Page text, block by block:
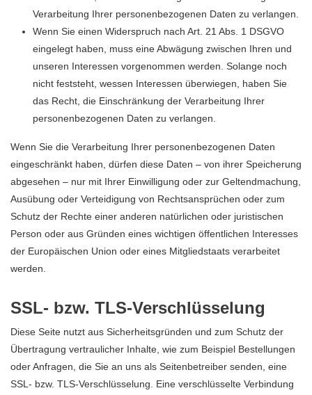
Verarbeitung Ihrer personenbezogenen Daten zu verlangen.
Wenn Sie einen Widerspruch nach Art. 21 Abs. 1 DSGVO
eingelegt haben, muss eine Abwägung zwischen Ihren und
unseren Interessen vorgenommen werden. Solange noch
nicht feststeht, wessen Interessen überwiegen, haben Sie
das Recht, die Einschränkung der Verarbeitung Ihrer
personenbezogenen Daten zu verlangen.
Wenn Sie die Verarbeitung Ihrer personenbezogenen Daten
eingeschränkt haben, dürfen diese Daten – von ihrer Speicherung
abgesehen – nur mit Ihrer Einwilligung oder zur Geltendmachung,
Ausübung oder Verteidigung von Rechtsansprüchen oder zum
Schutz der Rechte einer anderen natürlichen oder juristischen
Person oder aus Gründen eines wichtigen öffentlichen Interesses
der Europäischen Union oder eines Mitgliedstaats verarbeitet
werden.
SSL- bzw. TLS-Verschlüsselung
Diese Seite nutzt aus Sicherheitsgründen und zum Schutz der
Übertragung vertraulicher Inhalte, wie zum Beispiel Bestellungen
oder Anfragen, die Sie an uns als Seitenbetreiber senden, eine
SSL- bzw. TLS-Verschlüsselung. Eine verschlüsselte Verbindung